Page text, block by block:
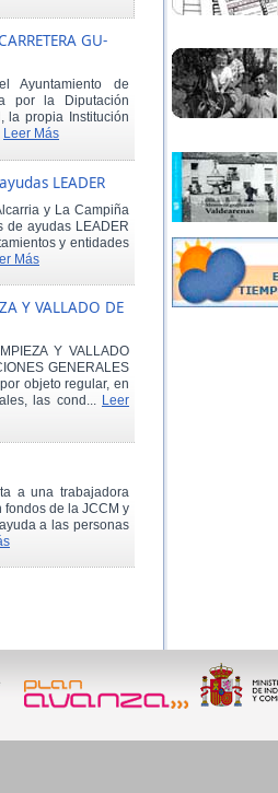
GU-
Ayuntamiento de
por la Diputación
la propia Institución
Leer Más
LEADER
y La Campiña
de ayudas LEADER
y entidades
Más
Y VALLADO DE
Y VALLADO
GENERALES
objeto regular, en
las cond... Leer
a una trabajadora
de la JCCM y
a las personas